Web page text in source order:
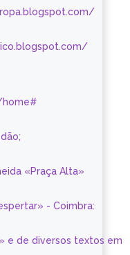
«Praça Alta»
- Coimbra:
e de diversos textos em